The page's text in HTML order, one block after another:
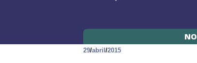
29/abril /2015